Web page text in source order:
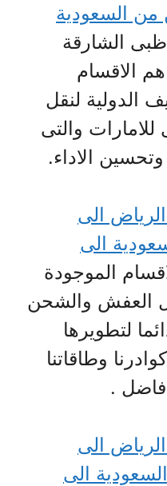
السعودية
الشارقة
الاقسام
الدولية لنقل
والتى
الاداء.
الى
الى
الموجودة
العفش والشحن
لتطويرها
وطاقاتنا
.
الى
الى